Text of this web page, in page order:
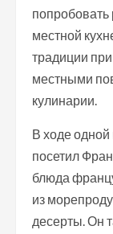
местной
традиции
местными
кулинарии.
В ходе одной
посетил
блюда
из
десерты. Он